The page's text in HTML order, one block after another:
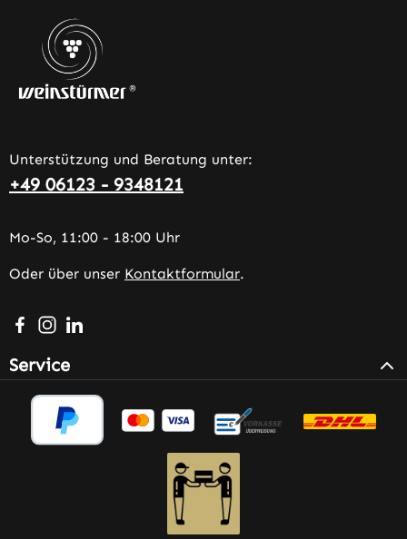
Unterstützung und Beratung unter:
+49 06123 - 9348121
Mo-So, 11:00 - 18:00 Uhr
Oder über unser Kontaktformular.
Besuche uns auf Facebook – öffnet in neuem Tab
Schau auf Instagram vorbei – öffnet in neuem Tab
Vernetze dich mit uns auf LinkedIn – öffnet in
Service